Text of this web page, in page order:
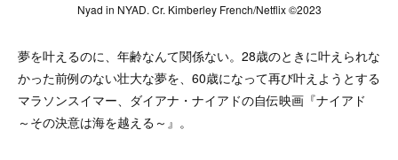
Nyad in NYAD. Cr. Kimberley French/Netflix ©2023
夢を叶えるのに、年齢なんて関係ない。28歳のときに叶えられな
かった前例のない壮大な夢を、60歳になって再び叶えようとする
マラソンスイマー、ダイアナ・ナイアドの自伝映画『ナイアド
～その決意は海を越える～』。